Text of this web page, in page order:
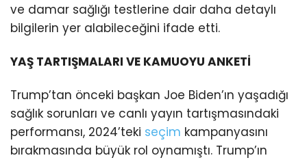
ve damar sağlığı testlerine dair daha detaylı
bilgilerin yer alabileceğini ifade etti.
YAŞ TARTIŞMALARI VE KAMUOYU ANKETİ
Trump’tan önceki başkan Joe Biden’ın yaşadığı
sağlık sorunları ve canlı yayın tartışmasındaki
performansı, 2024’teki seçim kampanyasını
bırakmasında büyük rol oynamıştı. Trump’ın